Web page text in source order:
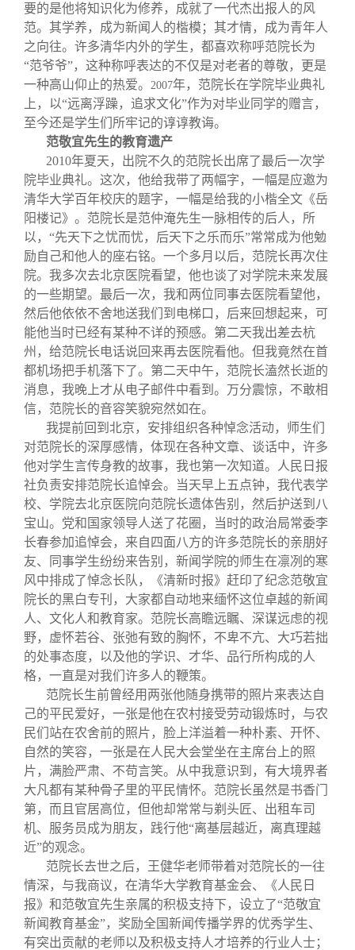
要的是他将知识化为修养，成就了一代杰出报人的风
范。其学养，成为新闻人的楷模；其才情，成为青年人
之向往。许多清华内外的学生，都喜欢称呼范院长为
“范爷爷”，这种称呼表达的不仅是对老者的尊敬，更是
一种高山仰止的热爱。
2007年，范院长在学院毕业典礼
上，以“远离浮躁，追求文化”作为对毕业同学的赠言，
至今还是学生们所牢记的谆谆教诲。
范敬宜先生的教育遗产
2010年夏天，出院不久的范院长出席了最后一次学
院毕业典礼。这次，他给我带了两幅字，一幅是应邀为
清华大学百年校庆的题字，一幅是给我的小楷全文《岳
阳楼记》。范院长是范仲淹先生一脉相传的后人，所
以，“先天下之忧而忧，后天下之乐而乐”常常成为他勉
励自己和他人的座右铭。一个多月以后，范院长再次住
院。我多次去北京医院看望，他也谈了对学院未来发展
的一些期望。最后一次，我和两位同事去医院看望他，
然后他依依不舍地送我们到电梯口，后来回想起来，可
能他当时已经有某种不详的预感。第二天我出差去杭
州，给范院长电话说回来再去医院看他。但我竟然在首
都机场把手机落下了。第二天中午，范院长溘然长逝的
消息，我晚上才从电子邮件中看到。万分震惊，不敢相
信，范院长的音容笑貌宛然如在。
我提前回到北京，安排组织各种悼念活动，师生们
对范院长的深厚感情，体现在各种文章、谈话中，许多
他对学生言传身教的故事，我也第一次知道。人民日报
社负责安排范院长追悼会。当天早上五点钟，我代表学
校、学院去北京医院向范院长遗体告别，然后护送到八
宝山。党和国家领导人送了花圈，当时的政治局常委李
长春参加追悼会，来自四面八方的许多范院长的亲朋好
友、同事学生纷纷来告别，新闻学院的师生在凛冽的寒
风中排成了悼念长队，《清新时报》赶印了纪念范敬宜
院长的黑白专刊，大家都自动地来缅怀这位卓越的新闻
人、文化人和教育家。范院长高瞻远瞩、深谋远虑的视
野，虚怀若谷、张弛有致的胸怀，不卑不亢、大巧若拙
的处事态度，以及他的学识、才华、品行所构成的人
格，一直是对我们许多人的鞭策。
范院长生前曾经用两张他随身携带的照片来表达自
己的平民爱好，一张是他在农村接受劳动锻炼时，与农
民们站在农舍前的照片，脸上洋溢着一种朴素、开怀、
自然的笑容，一张是在人民大会堂坐在主席台上的照
片，满脸严肃、不苟言笑。从中我意识到，有大境界者
大凡都有某种骨子里的平民情怀。范院长虽然是书香门
第，而且官居高位，但他却常常与剃头匠、出租车司
机、服务员成为朋友，践行他“离基层越近，离真理越
近”的观念。
范院长去世之后，王健华老师带着对范院长的一往
情深，与我商议，在清华大学教育基金会、《人民日
报》和范敬宜先生亲属的积极支持下，设立了“范敬宜
新闻教育基金”，奖励全国新闻传播学界的优秀学生、
有突出贡献的老师以及积极支持人才培养的行业人士；